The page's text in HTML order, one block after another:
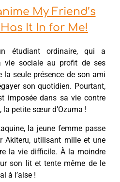
My Friend’s
It In for Me!
étudiant ordinaire, qui a
vie sociale au profit de ses
la seule présence de son ami
son quotidien. Pourtant,
imposée dans sa vie contre
, la petite sœur d’Ozuma !
la jeune femme passe
Akiteru, utilisant mille et une
la vie difficile. À la moindre
son lit et tente même de le
à l’aise !